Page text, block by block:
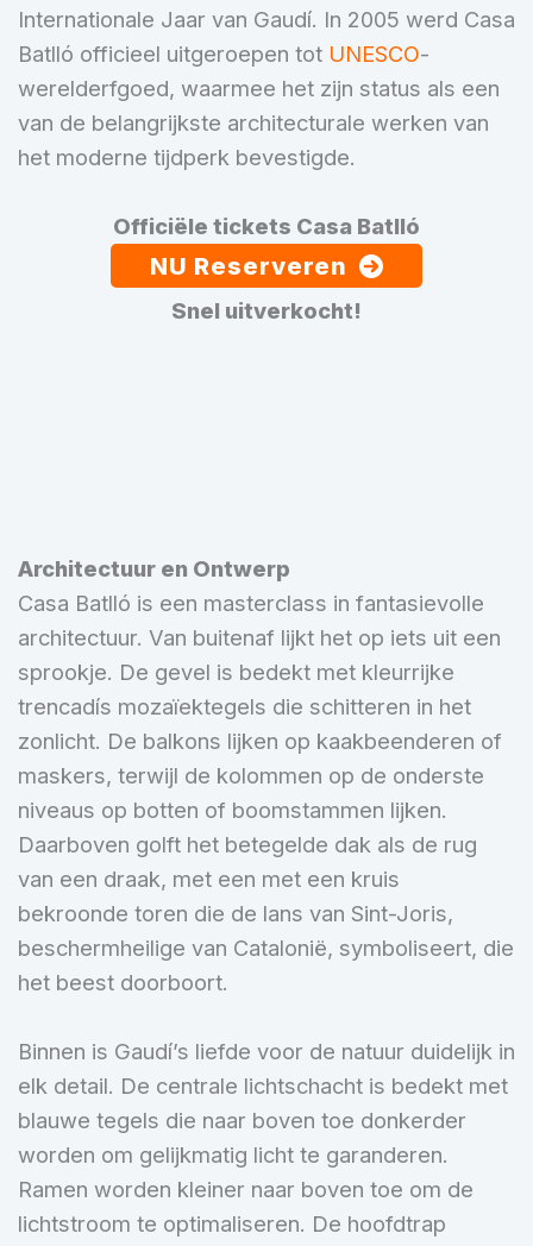
Internationale Jaar van Gaudí. In 2005 werd Casa
Batlló officieel uitgeroepen tot UNESCO-
werelderfgoed, waarmee het zijn status als een
van de belangrijkste architecturale werken van
het moderne tijdperk bevestigde.
Officiële tickets Casa Batlló
NU Reserveren
Snel uitverkocht!
Architectuur en Ontwerp
Casa Batlló is een masterclass in fantasievolle
architectuur. Van buitenaf lijkt het op iets uit een
sprookje. De gevel is bedekt met kleurrijke
trencadís mozaïektegels die schitteren in het
zonlicht. De balkons lijken op kaakbeenderen of
maskers, terwijl de kolommen op de onderste
niveaus op botten of boomstammen lijken.
Daarboven golft het betegelde dak als de rug
van een draak, met een met een kruis
bekroonde toren die de lans van Sint-Joris,
beschermheilige van Catalonië, symboliseert, die
het beest doorboort.
Binnen is Gaudí’s liefde voor de natuur duidelijk in
elk detail. De centrale lichtschacht is bedekt met
blauwe tegels die naar boven toe donkerder
worden om gelijkmatig licht te garanderen.
Ramen worden kleiner naar boven toe om de
lichtstroom te optimaliseren. De hoofdtrap